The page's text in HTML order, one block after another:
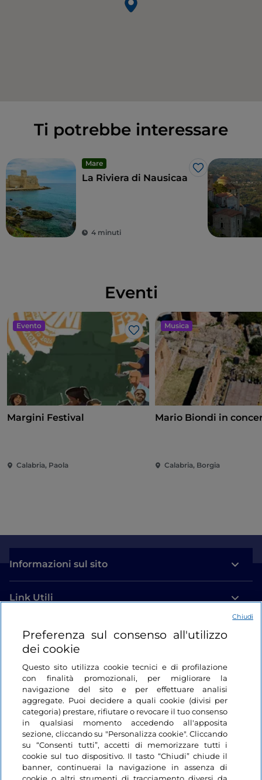
Ti potrebbe interessare
Mare
Like
La Riviera di Nausicaa
4 minuti
Eventi
Evento
Like
Margini Festival
Calabria, Paola
Musica
Mario Biondi in
Calabria, Borgia
Informazioni sul sito
Link Utili
Login
Restiamo in contatto
Preferenza sul consenso all'utilizzo
dei cookie
Questo sito utilizza cookie tecnici e di profilazione
con finalità promozionali, per migliorare la
navigazione del sito e per effettuare analisi
aggregate. Puoi decidere a quali cookie (divisi per
categoria) prestare, rifiutare o revocare il tuo consenso
in qualsiasi momento accedendo all'apposita
sezione, cliccando su "Personalizza cookie". Cliccando
su “Consenti tutti”, accetti di memorizzare tutti i
cookie sul tuo dispositivo. Il tasto “Chiudi” chiude il
banner, continuerai la navigazione in assenza di
Chiudi